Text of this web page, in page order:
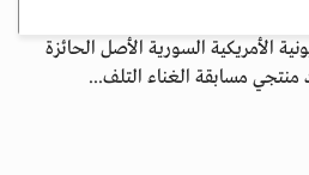
الأمريكية السورية الأصل الحائزة
منتجي مسابقة الغناء التلف...